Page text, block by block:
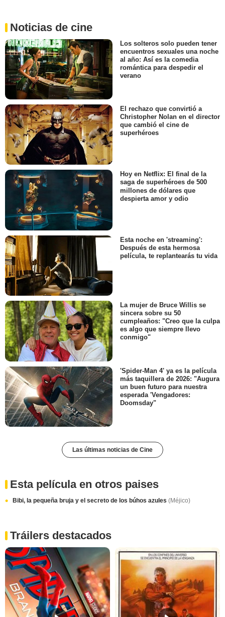
Noticias de cine
Los solteros solo pueden tener
encuentros sexuales una noche
al año: Así es la comedia
romántica para despedir el
verano
El rechazo que convirtió a
Christopher Nolan en el director
que cambió el cine de
superhéroes
Hoy en Netflix: El final de la
saga de superhéroes de 500
millones de dólares que
despierta amor y odio
Esta noche en 'streaming':
Después de esta hermosa
película, te replantearás tu vida
La mujer de Bruce Willis se
sincera sobre su 50
cumpleaños: "Creo que la culpa
es algo que siempre llevo
conmigo"
'Spider-Man 4' ya es la película
más taquillera de 2026: "Augura
un buen futuro para nuestra
esperada 'Vengadores:
Doomsday"
Las últimas noticias de Cine
Esta película en otros paises
Bibi, la pequeña bruja y el secreto de los búhos azules (Méjico)
Tráilers destacados